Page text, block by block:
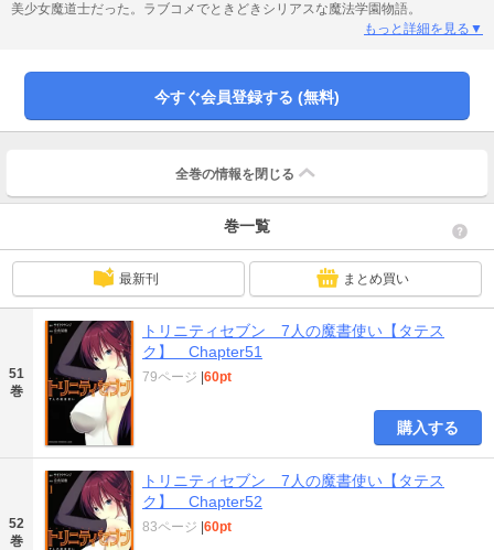
美少女魔道士だった。ラブコメでときどきシリアスな魔法学園物語。
もっと詳細を見る▼
今すぐ会員登録する (無料)
全巻の情報を 閉じる
巻一覧
最新刊 まとめ買い
51
巻
トリニティセブン 7人の魔書使い【タテス
ク】 Chapter51
79ページ 60pt
購入する
52
巻
トリニティセブン 7人の魔書使い【タテス
ク】 Chapter52
83ページ 60pt